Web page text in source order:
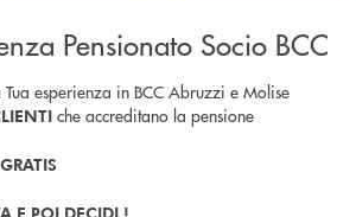
Pensionato Socio BCC
esperienza in BCC Abruzzi e Molise
che accreditano la pensione